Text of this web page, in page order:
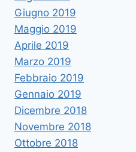
Giugno 2019
Maggio 2019
Aprile 2019
Marzo 2019
Febbraio 2019
Gennaio 2019
Dicembre 2018
Novembre 2018
Ottobre 2018